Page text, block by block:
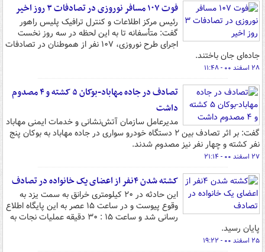
فوت ۱۰۷ مسافر نوروزی در تصادفات ۳ روز اخیر
رئیس مرکز اطلاعات و کنترل ترافیک پلیس راهور
گفت: متأسفانه تا به این لحظه در سه روز نخست
اجرای طرح نوروزی، ۱۰۷ نفر از هموطنان در تصادفات
جاده‌ای جان باختند.
۲۸ اسفند ۰۰ - ۱۱:۴۸
تصادف در جاده مهاباد-بوکان ۵ کشته و ۴ مصدوم
داشت
مدیرعامل سازمان آتش‌نشانی و خدمات ایمنی مهاباد
گفت: بر اثر تصادف بین ۲ دستگاه خودرو سواری در جاده مهاباد به بوکان پنج
نفر کشته و چهار نفر نیز مصدوم شدند.
۲۷ اسفند ۰۰ - ۲۱:۱۴
کشته شدن ۴نفر از اعضای یک خانواده در تصادف
این حادثه در ۲۰ کیلومتری خرانق به سمت یزد به
وقوع پیوست و در ساعت ۱۵ عصر به این پایگاه اطلاع
رسانی شد و ساعت ۱۵ : ۳۰ دقیقه عملیات نجات به
پایان رسید.
۲۵ اسفند ۰۰ - ۱۹:۲۲